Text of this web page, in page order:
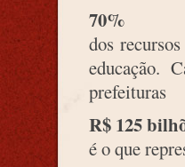
70%
dos
educação.
prefeituras
R$ 125
é o que